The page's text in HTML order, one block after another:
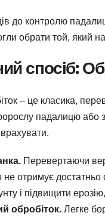
до контролю
обрати той, який
спосіб:
– це класика,
падалицю або
Перевертаючи
не отримує
і підвищити
обробіток. Легке